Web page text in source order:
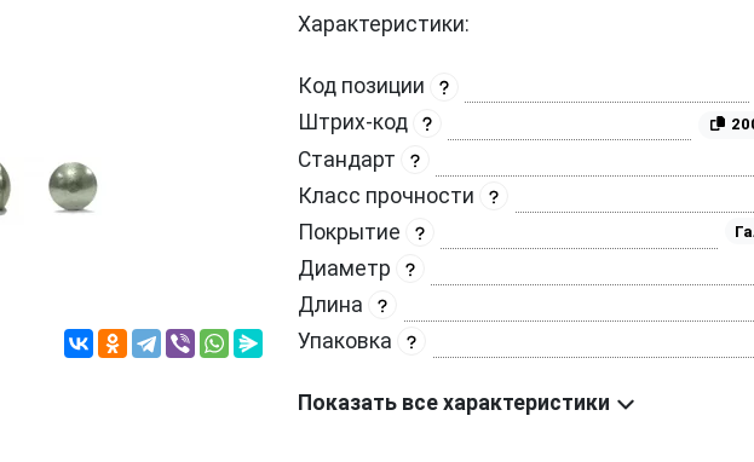
Характеристики:
Код позиции
Штрих-код
Стандарт
Класс прочности
Покрытие
Диаметр
Длина
Упаковка
Показать все характеристики